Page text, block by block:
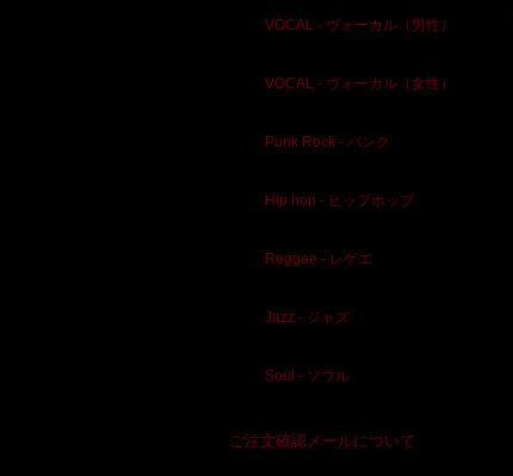
VOCAL - ヴォーカル（男性）
VOCAL - ヴォーカル（女性）
Punk Rock - パンク
Hip hop - ヒップホップ
Reggae - レゲエ
Jazz - ジャズ
Soul - ソウル
ご注文確認メールについて